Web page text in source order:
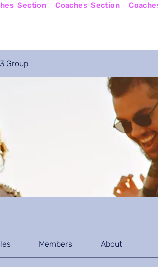
Group
Members About